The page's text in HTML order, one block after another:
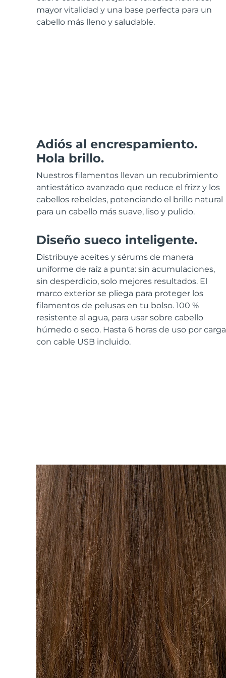
mayor vitalidad y una base perfecta para un
cabello más lleno y saludable.
Adiós al encrespamiento.
Hola brillo.
Nuestros filamentos llevan un recubrimiento
antiestático avanzado que reduce el frizz y los
cabellos rebeldes, potenciando el brillo natural
para un cabello más suave, liso y pulido.
Diseño sueco inteligente.
Distribuye aceites y sérums de manera
uniforme de raíz a punta: sin acumulaciones,
sin desperdicio, solo mejores resultados. El
marco exterior se pliega para proteger los
filamentos de pelusas en tu bolso. 100 %
resistente al agua, para usar sobre cabello
húmedo o seco. Hasta 6 horas de uso por
con cable USB incluido.
All acne treatment devices
All revitalizing eye massagers
Cuidado de la piel KIWI™
Advanced pore care essentials
Serum
For healthy hair
issa™ Teeth Whitening Gel
18% PAP
FOREO APP